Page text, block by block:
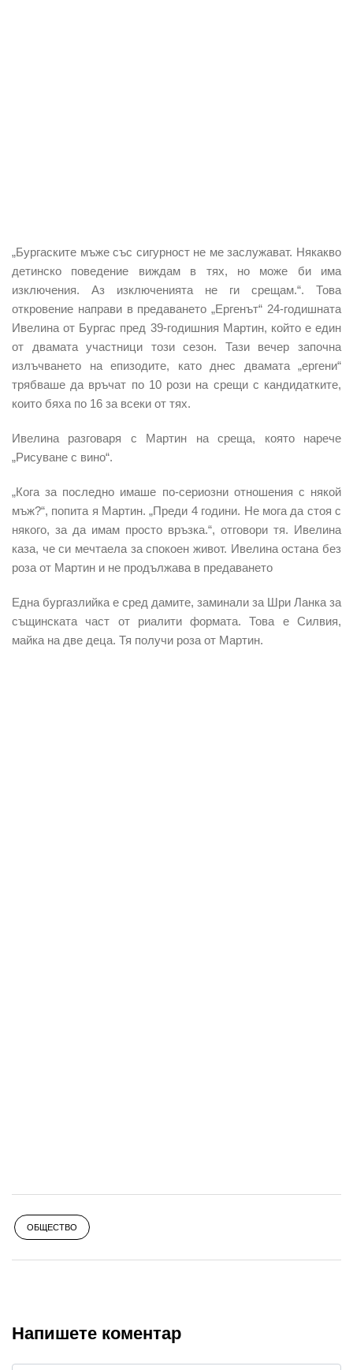
„Бургаските мъже със сигурност не ме заслужават. Някакво
детинско поведение виждам в тях, но може би има
изключения. Аз изключенията не ги срещам.“. Това
откровение направи в предаването „Ергенът“ 24-годишната
Ивелина от Бургас пред 39-годишния Мартин, който е един
от двамата участници този сезон. Тази вечер започна
излъчването на епизодите, като днес двамата „ергени“
трябваше да връчат по 10 рози на срещи с кандидатките,
които бяха по 16 за всеки от тях.
Ивелина разговаря с Мартин на среща, която нарече
„Рисуване с вино“.
„Кога за последно имаше по-сериозни отношения с някой
мъж?“, попита я Мартин. „Преди 4 години. Не мога да стоя с
някого, за да имам просто връзка.“, отговори тя. Ивелина
каза, че си мечтаела за спокоен живот. Ивелина остана без
роза от Мартин и не продължава в предаването
Една бургазлийка е сред дамите, заминали за Шри Ланка за
същинската част от риалити формата. Това е Силвия,
майка на две деца. Тя получи роза от Мартин.
ОБЩЕСТВО
Напишете коментар